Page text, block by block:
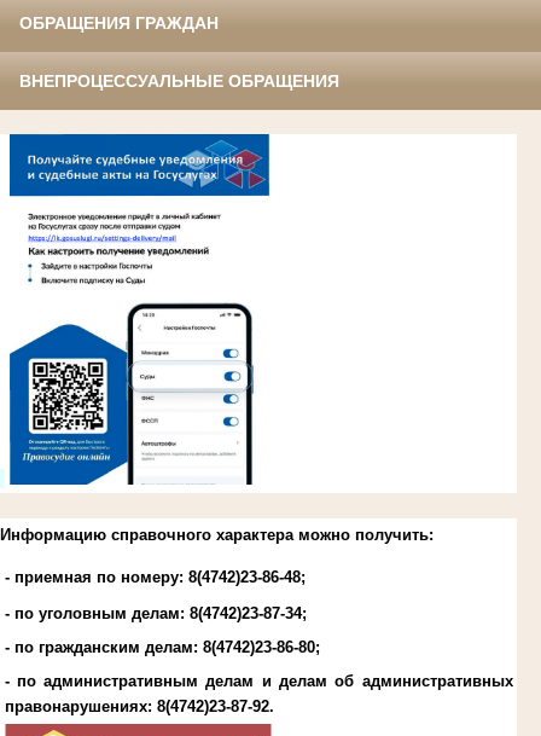
ОБРАЩЕНИЯ ГРАЖДАН
ВНЕПРОЦЕССУАЛЬНЫЕ ОБРАЩЕНИЯ
Информацию справочного характера можно получить:
- приемная по номеру: 8(4742)23-86-48;
- по уголовным делам: 8(4742)23-87-34;
- по гражданским делам: 8(4742)23-86-80;
- по административным делам и делам об административных
правонарушениях: 8(4742)23-87-92.